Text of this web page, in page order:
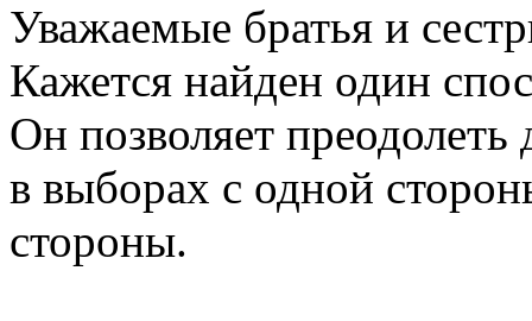
Уважаемые братья и
Кажется найден один
Он позволяет преодолеть
в выборах с одной
стороны.